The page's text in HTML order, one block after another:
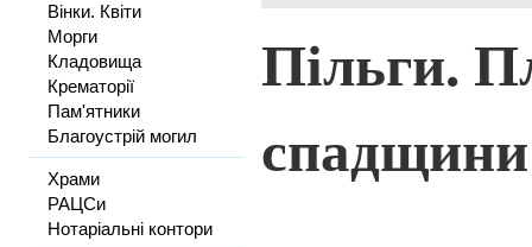
Вінки. Квіти
Морги
Кладовища
Крематорії
Пам'ятники
Благоустрій могил
Храми
РАЦСи
Нотаріальні контори
Пільги.
спадщини